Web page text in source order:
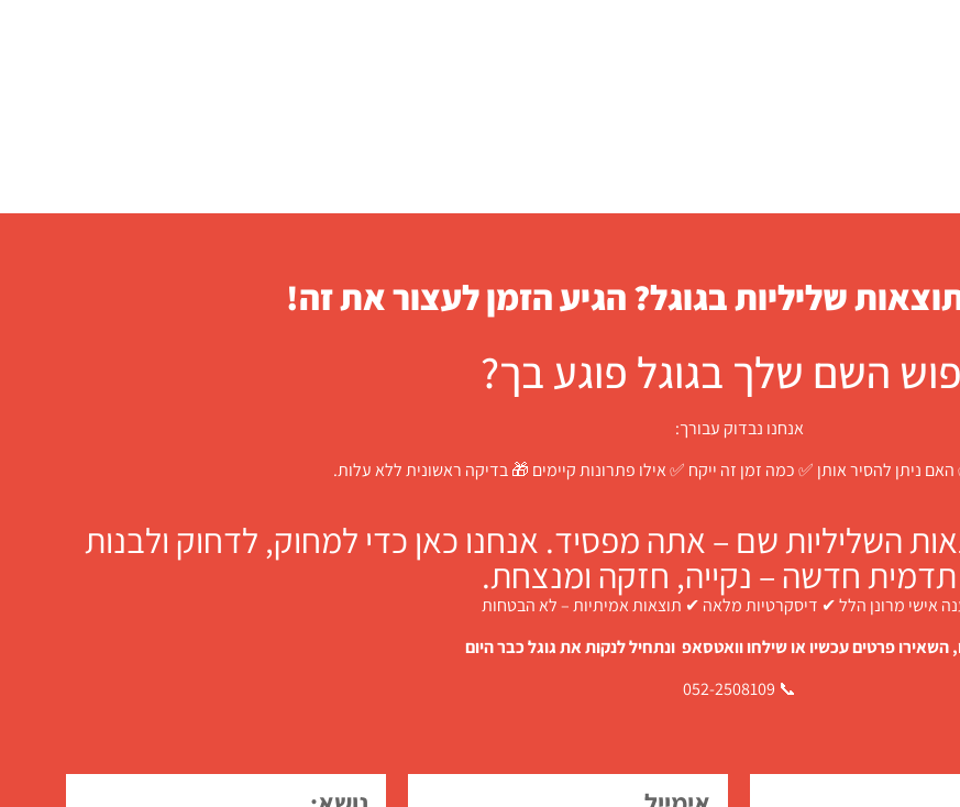
שליליות בגוגל? הגיע הזמן לעצור את זה!
השם שלך בגוגל פוגע בך?
אנחנו נבדוק עבורך:
האם ניתן להסיר אותן ✅ כמה זמן זה ייקח ✅ אילו פתרונות קיימים 🎁 בדיקה ראשונית ללא עלות.
השליליות שם – אתה מפסיד. אנחנו כאן כדי למחוק, לדחוק ולבנות
חדשה – נקייה, חזקה ומנצחת.
אישי מרונן הלל ✔ דיסקרטיות מלאה ✔ תוצאות אמיתיות – לא הבטחות
פרטים עכשיו או שילחו וואטסאפ ונתחיל לנקות את גוגל כבר היום
📞 052-2508109